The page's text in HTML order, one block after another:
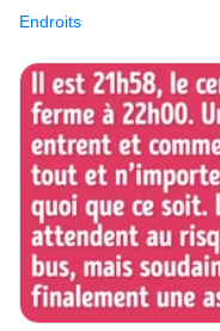
Endroits
choses. Selon le
en termes d’attractivité
éducation gratuite, de
nature préservée sont ce
en Suède.